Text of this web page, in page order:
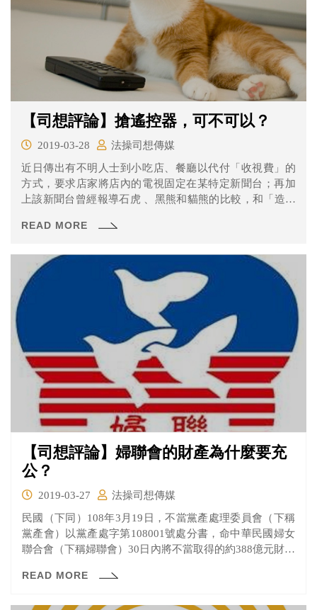
【司想評論】搶遙控器，可不可以？
2019-03-28
法操司想傳媒
近日傳出有不明人士到小吃店、餐廳以代付「收視費」的
方式，要求店家將店內的電視固定在某特定新聞台；再加
上該新聞台曾經報導石虎 、黑熊和貓熊的比較，和「造勢
學生發起連署抵制校內餐廳播放特定新聞台，政大學生也
READ MORE
【司想評論】婦聯會的財產為什麼要充
公？
2019-03-27
法操司想傳媒
民國（下同）108年3月19日，不當黨產處理委員會（下稱
黨產會）以黨產處字第108001號處分書，命中華民國婦女
聯合會（下稱婦聯會）30日內將不當取得的約388億元財產
的不動產等），移轉為中華民國所有。
READ MORE